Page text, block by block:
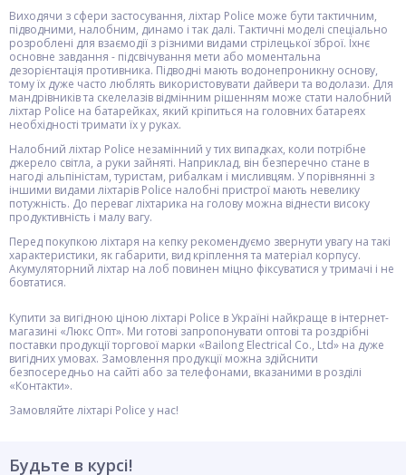
Виходячи з сфери застосування, ліхтар Police може бути тактичним,
підводними, налобним, динамо і так далі. Тактичні моделі спеціально
розроблені для взаємодії з різними видами стрілецької зброї. Їхнє
основне завдання - підсвічування мети або моментальна
дезорієнтація противника. Підводні мають водонепроникну основу,
тому їх дуже часто люблять використовувати дайвери та водолази. Для
мандрівників та скелелазів відмінним рішенням може стати налобний
ліхтар Police на батарейках, який кріпиться на головних батареях
необхідності тримати їх у руках.
Налобний ліхтар Police незамінний у тих випадках, коли потрібне
джерело світла, а руки зайняті. Наприклад, він безперечно стане в
нагоді альпіністам, туристам, рибалкам і мисливцям. У порівнянні з
іншими видами ліхтарів Police налобні пристрої мають невелику
потужність. До переваг ліхтарика на голову можна віднести високу
продуктивність і малу вагу.
Перед покупкою ліхтаря на кепку рекомендуємо звернути увагу на такі
характеристики, як габарити, вид кріплення та матеріал корпусу.
Акумуляторний ліхтар на лоб повинен міцно фіксуватися у тримачі і не
бовтатися.
Купити за вигідною ціною ліхтарі Police в Україні найкраще в інтернет-
магазині «Люкс Опт». Ми готові запропонувати оптові та роздрібні
поставки продукції торгової марки «Bailong Electrical Co., Ltd» на дуже
вигідних умовах. Замовлення продукції можна здійснити
безпосередньо на сайті або за телефонами, вказаними в розділі
«Контакти».
Замовляйте ліхтарі Police у нас!
Будьте в курсі!